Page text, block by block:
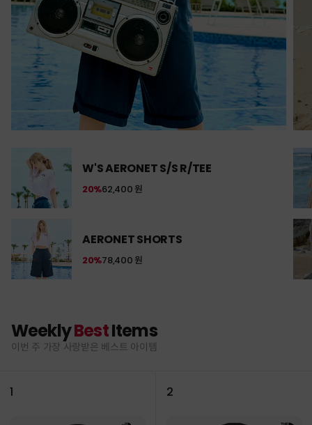
W'S AERONET S/S R/TEE
62,400 원
20%
AERONET SHORTS
78,400 원
20%
WeeklyBestItems
이번 주 가장 사랑받은 베스트 아이템
1 2